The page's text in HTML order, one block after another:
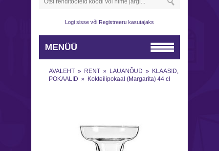
Logi sisse või Registreeru kasutajaks
MENÜÜ
AVALEHT » RENT » LAUANÕUD » KLAASID,
POKAALID » Kokteilipokaal (Margarita) 44 cl